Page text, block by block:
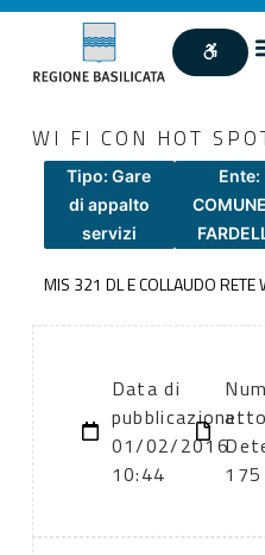
WI FI CON HOT
Tipo: Gare
di appalto
servizi
Ente:
MIS 321 DL E COLLAUDO RETE
Data di
pubblicazione:
01/02/2016
10:44
175